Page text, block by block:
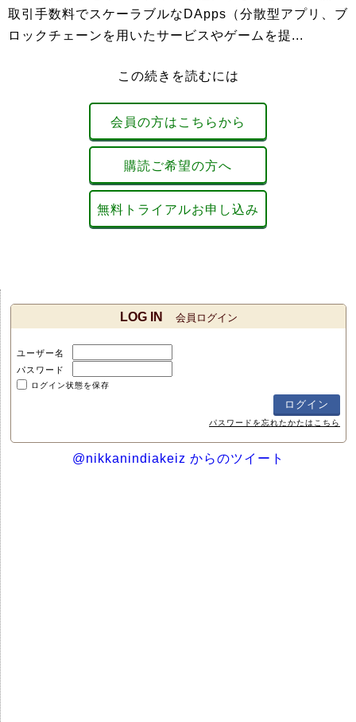
取引手数料でスケーラブルなDApps（分散型アプリ、ブ
ロックチェーンを用いたサービスやゲームを提...
この続きを読むには
会員の方はこちらから
購読ご希望の方へ
無料トライアルお申し込み
LOG IN 会員ログイン
ユーザー名
パスワード
ログイン状態を保存
パスワードを忘れたかたはこちら
@nikkanindiakeiz からのツイート